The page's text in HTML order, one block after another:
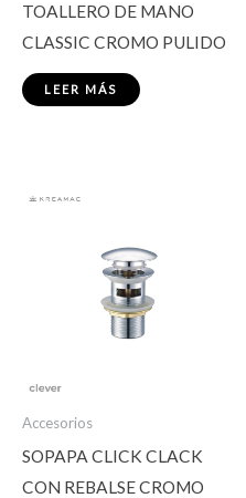
TOALLERO DE MANO
CLASSIC CROMO PULIDO
LEER MÁS
Accesorios
SOPAPA CLICK CLACK
CON REBALSE CROMO